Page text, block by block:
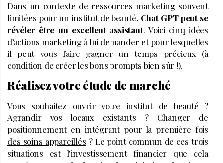
Dans un contexte de ressources marketing souvent
limitées pour un institut de beauté, Chat GPT peut se
révéler être un excellent assistant. Voici cinq idées
d’actions marketing à lui demander et pour lesquelles
il peut vous faire gagner un temps précieux (à
condition de créer les bons prompts bien sûr !).
Réalisez votre étude de marché
Vous souhaitez ouvrir votre institut de beauté ?
Agrandir vos locaux existants ? Changer de
positionnement en intégrant pour la première fois
des soins appareillés ? Le point commun de ces trois
situations est l’investissement financier que cela